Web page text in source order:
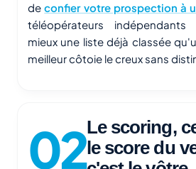
deconfier votre prospection à
téléopérateurs indépendants
mieux une liste déjà classée
meilleur côtoie le creux sans
Le scoring,
le score du